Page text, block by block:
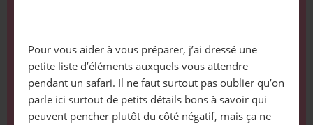
Pour vous aider à vous préparer, j’ai dressé une
petite liste d’éléments auxquels vous attendre
pendant un safari. Il ne faut surtout pas oublier qu’on
parle ici surtout de petits détails bons à savoir qui
peuvent pencher plutôt du côté négatif, mais ça ne